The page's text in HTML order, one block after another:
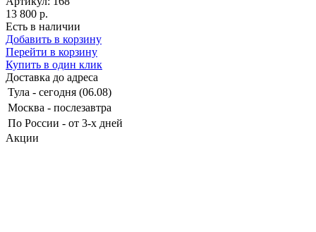
13 800 р.
Есть в наличии
Добавить в корзину
Перейти в корзину
Купить в один клик
Доставка до адреса
Тула - сегодня (06.08)
Москва - послезавтра
По России - от 3-х дней
Акции